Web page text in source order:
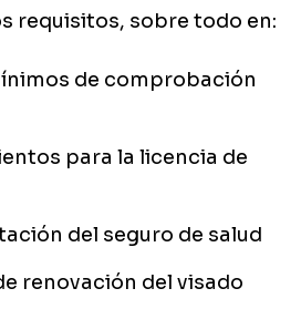
requisitos, sobre todo en:
de comprobación
para la licencia de
del seguro de salud
renovación del visado